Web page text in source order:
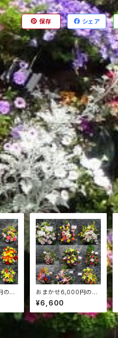
保存 シェア
のア
おまかせ6,000円のア
レンジ花
¥6,600